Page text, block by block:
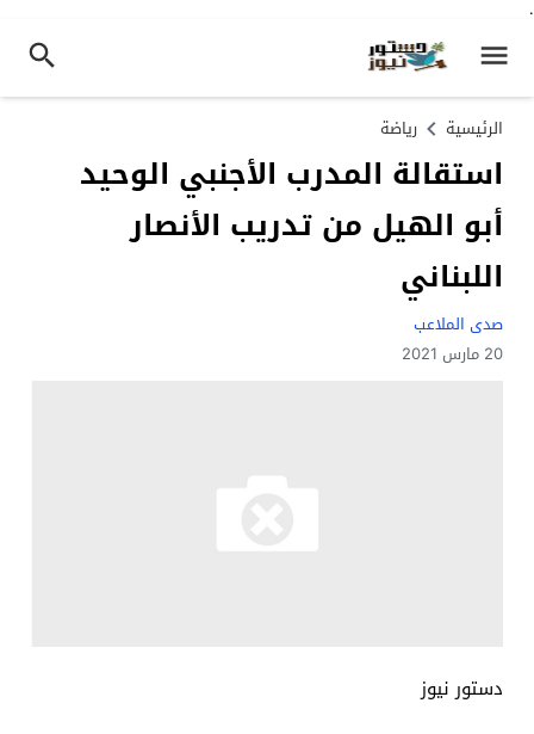
.
الرئيسية رياضة
استقالة المدرب الأجنبي الوحيد
أبو الهيل من تدريب الأنصار
اللبناني
صدى الملاعب
20 مارس 2021
دستور نيوز